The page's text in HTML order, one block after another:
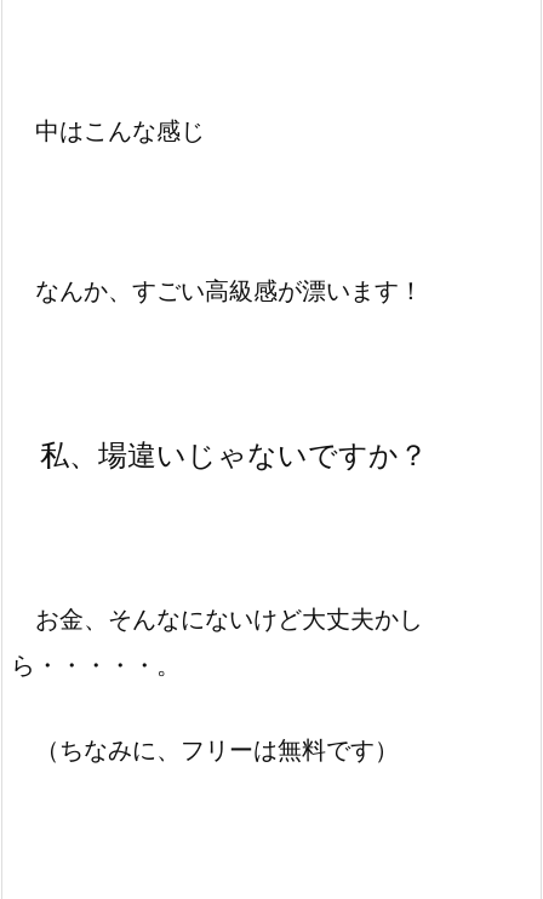
中はこんな感じ
なんか、すごい高級感が漂います！
私、場違いじゃないですか？
お金、そんなにないけど大丈夫かし
ら・・・・・。
（ちなみに、フリーは無料です）